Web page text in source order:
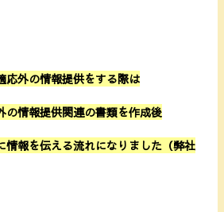
応外の情報提供をする際は
の情報提供関連の書類を作成後
情報を伝える流れになりました（弊社